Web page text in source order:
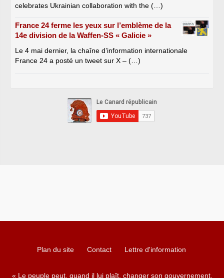
celebrates Ukrainian collaboration with the (…)
France 24 ferme les yeux sur l’emblème de la
14e division de la Waffen-SS « Galicie »
Le 4 mai dernier, la chaîne d’information internationale
France 24 a posté un tweet sur X – (…)
Plan du site Contact Lettre d'information
« Le peuple peut, quand il lui plaît, changer son gouvernement,